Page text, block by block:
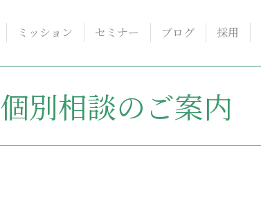
ミッション セミナー ブログ 採用
個別相談のご案内